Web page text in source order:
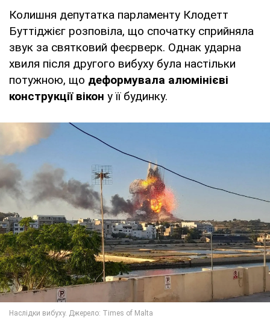
Колишня депутатка парламенту Клодетт
Буттіджієг розповіла, що спочатку сприйняла
звук за святковий феєрверк. Однак ударна
хвиля після другого вибуху була настільки
потужною, що деформувала алюмінієві
конструкції вікон у її будинку.